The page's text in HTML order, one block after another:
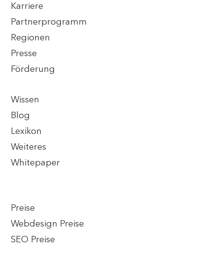
Karriere
Partnerprogramm
Regionen
Presse
Förderung
Wissen
Blog
Lexikon
Weiteres
Whitepaper
Preise
Webdesign Preise
SEO Preise